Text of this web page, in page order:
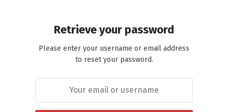
Retrieve your password
Please enter your username or email address
to reset your password.